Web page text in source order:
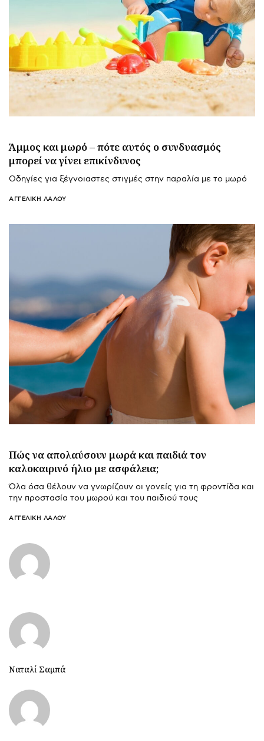
Άμμος και μωρό – πότε αυτός ο συνδυασμός
μπορεί να γίνει επικίνδυνος
Οδηγίες για ξέγνοιαστες στιγμές στην παραλία με το μωρό
ΑΓΓΕΛΙΚΉ ΛΆΛΟΥ
Πώς να απολαύσουν μωρά και παιδιά τον
καλοκαιρινό ήλιο με ασφάλεια;
Όλα όσα θέλουν να γνωρίζουν οι γονείς για τη φροντίδα και
την προστασία του μωρού και του παιδιού τους
ΑΓΓΕΛΙΚΉ ΛΆΛΟΥ
Ναταλί Σαμπά